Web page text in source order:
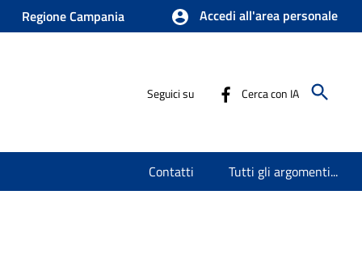
Regione Campania Accedi all'area personale
Seguici su Cerca con IA
Contatti Tutti gli argomenti...